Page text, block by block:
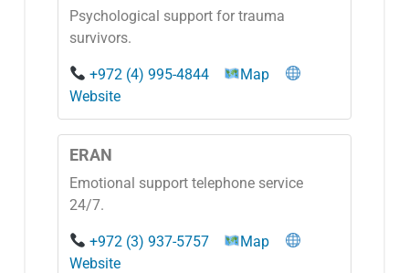
Psychological support for trauma
survivors.
+972 (4) 995-4844
Map
Website
ERAN
Emotional support telephone service
24/7.
+972 (3) 937-5757
Map
Website